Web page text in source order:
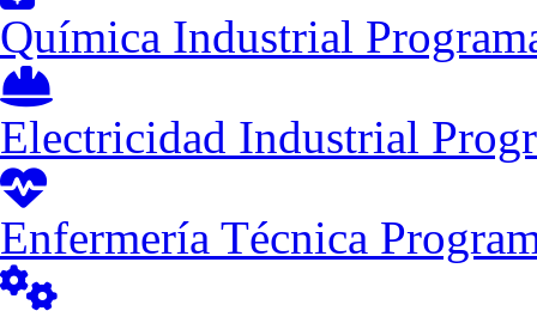
Química Industrial
Electricidad Industrial
Enfermería Técnica